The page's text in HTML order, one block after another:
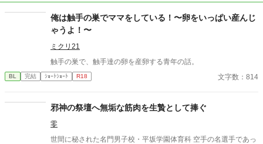
俺は触手の巣でママをしている！〜卵をいっぱい産んじ
ゃうよ！〜
ミクリ21
触手の巣で、触手達の卵を産卵する青年の話。
BL 完結 ｼｮｰﾄｼｮｰﾄ R18 文字数：814
邪神の祭壇へ無垢な筋肉を生贄として捧ぐ
零
世間に秘された名門男子校・平坂学園体育科 空手の名選手であっ